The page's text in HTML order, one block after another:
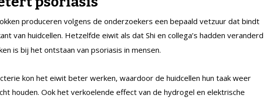
produceren volgens de onderzoekers een bepaald vetzuur dat bindt
van huidcellen. Hetzelfde eiwit als dat Shi en collega’s hadden veranderd
is bij het ontstaan van psoriasis in mensen.
kon het eiwit beter werken, waardoor de huidcellen hun taak weer
houden. Ook het verkoelende effect van de hydrogel en elektrische